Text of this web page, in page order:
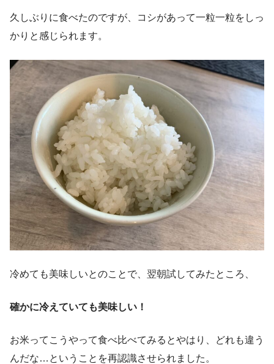
久しぶりに食べたのですが、コシがあって一粒一粒をしっ
かりと感じられます。
冷めても美味しいとのことで、翌朝試してみたところ、
確かに冷えていても美味しい！
お米ってこうやって食べ比べてみるとやはり、どれも違う
んだな…ということを再認識させられました。